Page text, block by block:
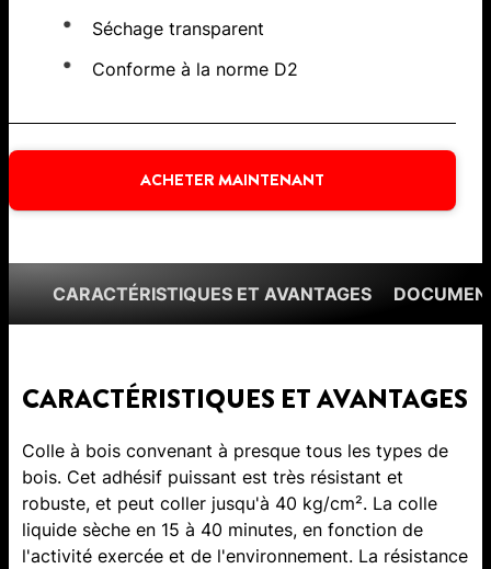
Séchage transparent
Conforme à la norme D2
ACHETER MAINTENANT
CARACTÉRISTIQUES ET AVANTAGES
CARACTÉRISTIQUES ET AVANTAGES
Colle à bois convenant à presque tous les types de
bois. Cet adhésif puissant est très résistant et
robuste, et peut coller jusqu'à 40 kg/cm². La colle
liquide sèche en 15 à 40 minutes, en fonction de
l'activité exercée et de l'environnement. La résistance